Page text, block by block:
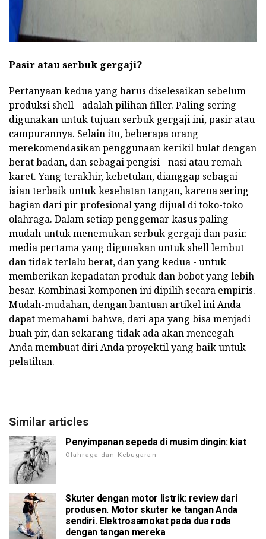
Pasir atau serbuk gergaji?
Pertanyaan kedua yang harus diselesaikan sebelum
produksi shell - adalah pilihan filler. Paling sering
digunakan untuk tujuan serbuk gergaji ini, pasir atau
campurannya. Selain itu, beberapa orang
merekomendasikan penggunaan kerikil bulat dengan
berat badan, dan sebagai pengisi - nasi atau remah
karet. Yang terakhir, kebetulan, dianggap sebagai
isian terbaik untuk kesehatan tangan, karena sering
bagian dari pir profesional yang dijual di toko-toko
olahraga. Dalam setiap penggemar kasus paling
mudah untuk menemukan serbuk gergaji dan pasir.
media pertama yang digunakan untuk shell lembut
dan tidak terlalu berat, dan yang kedua - untuk
memberikan kepadatan produk dan bobot yang lebih
besar. Kombinasi komponen ini dipilih secara empiris.
Mudah-mudahan, dengan bantuan artikel ini Anda
dapat memahami bahwa, dari apa yang bisa menjadi
buah pir, dan sekarang tidak ada akan mencegah
Anda membuat diri Anda proyektil yang baik untuk
pelatihan.
Similar articles
Penyimpanan sepeda di musim dingin: kiat
Olahraga dan Kebugaran
Skuter dengan motor listrik: review dari
produsen. Motor skuter ke tangan Anda
sendiri. Elektrosamokat pada dua roda
dengan tangan mereka